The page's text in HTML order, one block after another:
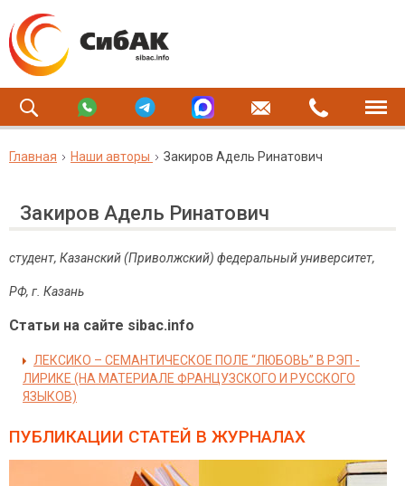
Главная Наши авторы Закиров Адель Ринатович
Закиров Адель Ринатович
студент, Казанский (Приволжский) федеральный университет,
РФ, г. Казань
Статьи на сайте sibac.info
ЛЕКСИКО – СЕМАНТИЧЕСКОЕ ПОЛЕ “ЛЮБОВЬ” В РЭП -
ЛИРИКЕ (НА МАТЕРИАЛЕ ФРАНЦУЗСКОГО И РУССКОГО
ЯЗЫКОВ)
ПУБЛИКАЦИИ СТАТЕЙ В ЖУРНАЛАХ